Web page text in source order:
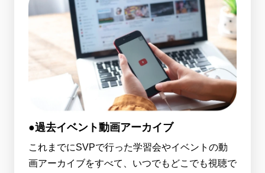
●過去イベント動画アーカイブ
これまでにSVPで行った学習会やイベントの動
画アーカイブをすべて、いつでもどこでも視聴で